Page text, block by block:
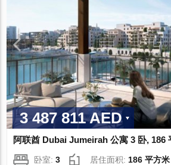
3 487 811 AED
阿联酋 Dubai Jumeirah 公寓 3 卧, 186
卧室:3 居住面积: 186 平方米